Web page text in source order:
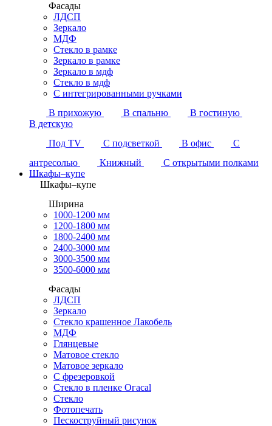
Фасады
ЛДСП
Зеркало
МДФ
Стекло в рамке
Зеркало в рамке
Зеркало в мдф
Стекло в мдф
С интегрированными ручками
В прихожую
В спальню
В гостиную
В детскую
Под TV
С подсветкой В офис
С
антресолью
Книжный
С открытыми полками
Шкафы–купе
Шкафы–купе
Ширина
1000-1200 мм
1200-1800 мм
1800-2400 мм
2400-3000 мм
3000-3500 мм
3500-6000 мм
Фасады
ЛДСП
Зеркало
Стекло крашенное Лакобель
МДФ
Глянцевые
Матовое стекло
Матовое зеркало
С фрезеровкой
Стекло в пленке Огасаl
Стекло
Фотопечать
Пескоструйный рисунок